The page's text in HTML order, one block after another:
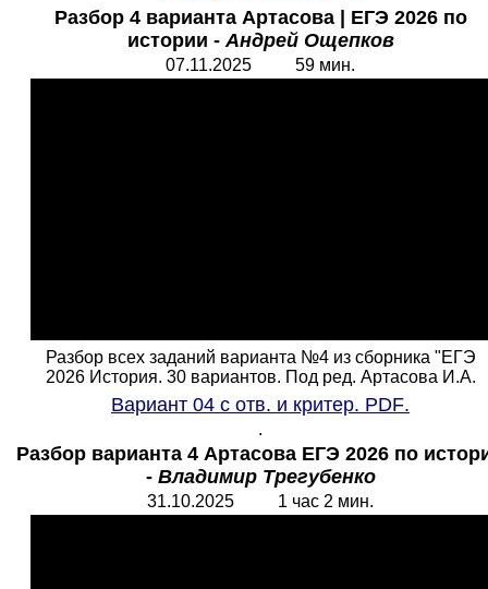
Разбор 4 варианта Артасова
ЕГЭ 2026 по
истории -Андрей Ощепков
07.11.2025 59 мин.
Разбор всех заданий варианта №4 из сборника "ЕГЭ
2026 История. 30 вариантов. Под ред. Артасова И.А.
Вариант 04 с отв. и критер. PDF.
.
Разбор варианта 4 Артасова ЕГЭ 2026 по
- Владимир Трегубенко
31.10.2025 1 час 2 мин.